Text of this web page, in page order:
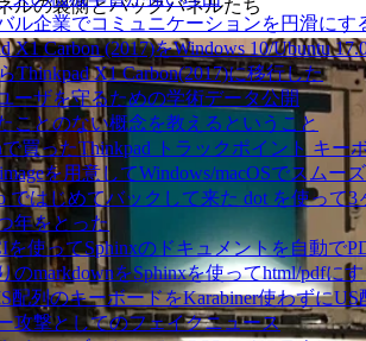
ル企業でコミュニケーションを円滑にす
X1 Carbon (2017)をWindows 10/Ubuntu
Thinkpad X1 Carbon(2017)に移行した
ーザを守るための学術データ公開
ことのない概念を教えるということ
で買ったThinkpad トラックポイント キー
を用意してWindows/macOSでスムー
ではじめてバックして来た dot を使って3
年をとった
を使ってSphinxのドキュメントを自動で
のmarkdownをSphinxを使ってhtml/pdfに
配列のキーボードをKarabiner使わずに
攻撃としてのフェイクニュース
ルの裏側とバックパネルたち